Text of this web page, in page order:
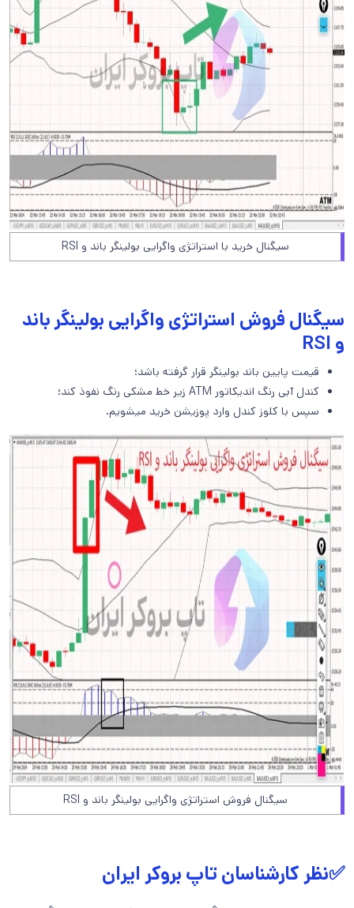
سیگنال خرید با استراتژی واگرایی بولینگر باند و RSI
سیگنال فروش استراتژی واگرایی بولینگر باند
و RSI
قیمت پایین باند بولینگر قرار گرفته باشد؛
کندل آبی رنگ اندیکاتور ATM زیر خط مشکی رنگ نفوذ کند؛
سپس با کلوز کندل وارد پوزیشن خرید میشویم.
سیگنال فروش استراتژی واگرایی بولینگر باند و RSI
✅نظر کارشناسان تاپ بروکر ایران